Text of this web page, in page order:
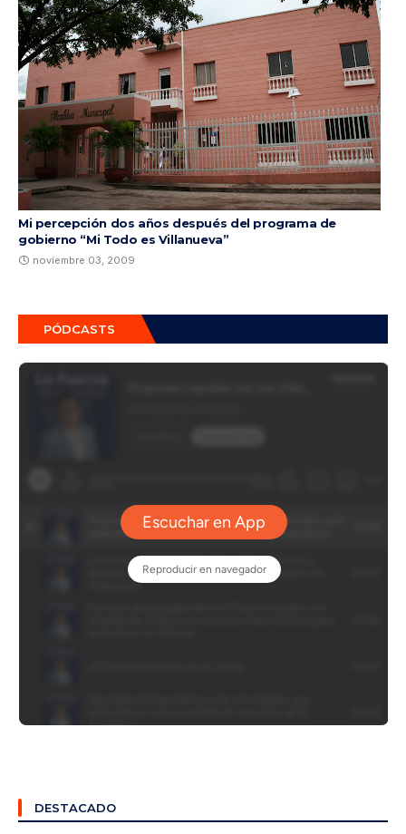
Mi percepción dos años después del programa de
gobierno “Mi Todo es Villanueva”
noviembre 03, 2009
PÓDCASTS
DESTACADO